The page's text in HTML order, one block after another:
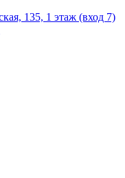
135,​ 1 этаж (вход 7)